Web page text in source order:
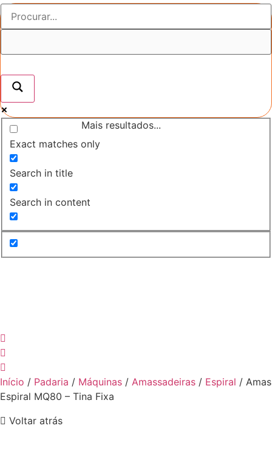
Mais resultados...
Exact matches only
Search in title
Search in content
Início / Padaria / Máquinas / Amassadeiras / Espiral /
Espiral MQ80 – Tina Fixa
Voltar atrás